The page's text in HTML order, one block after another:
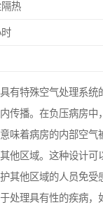
热
有特殊空气处理系统
传播。在负压病房中
味着病房的内部空气
他区域。这种设计可
其他区域的人员免受
处理具有性的疾病，